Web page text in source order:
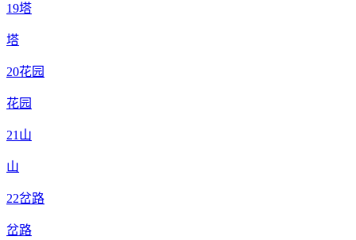
19塔
塔
20花园
花园
21 山
山
22岔路
岔路